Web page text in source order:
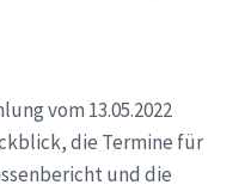
vom 13.05.2022
die Termine für
und die